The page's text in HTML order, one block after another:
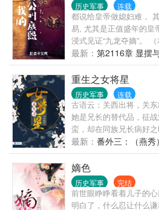
历史军事 连载
都说给皇帝做媳妇难，
易, 尤其是正值盛年的皇
浸式见证“九龙夺嫡”。
最新： 第2116章 显摆
重生之女将星
历史军事 连载
古语云：关西出将，关东
她是兄长的替代品，征
蛮，却在同族兄长病好
亲之后，不得夫君宠爱，
美小妾站在她面前温柔
可是你族中长辈亲自吩咐
秘密，你活着——就是对
将，巾帼英雄，死于后
何其荒唐！再醒来，她
最新： 番外三：（燕秀
嫡色
历史军事 完结
前世眼睁睁看着儿子的
明白了，什么忍让什么